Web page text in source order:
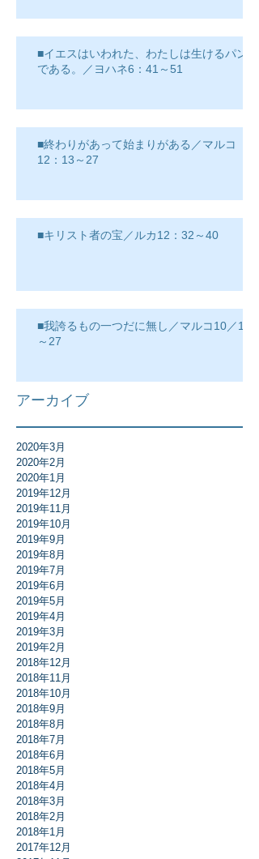
■イエスはいわれた、わたしは生けるパン
である。／ヨハネ6：41～51
■終わりがあって始まりがある／マルコ
12：13～27
■キリスト者の宝／ルカ12：32～40
■我誇るもの一つだに無し／マルコ10／17
～27
アーカイブ
2020年3月
2020年2月
2020年1月
2019年12月
2019年11月
2019年10月
2019年9月
2019年8月
2019年7月
2019年6月
2019年5月
2019年4月
2019年3月
2019年2月
2018年12月
2018年11月
2018年10月
2018年9月
2018年8月
2018年7月
2018年6月
2018年5月
2018年4月
2018年3月
2018年2月
2018年1月
2017年12月